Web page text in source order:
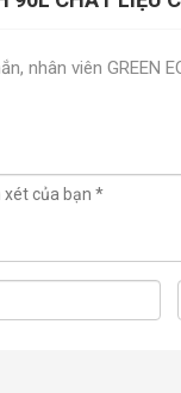
nhân viên GREEN